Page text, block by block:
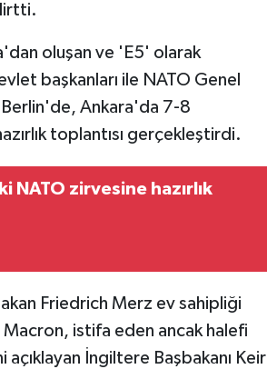
oluşan ve 'E5' olarak
başkanları ile NATO Genel
Ankara'da 7-8
toplantısı gerçekleştirdi.
NATO zirvesine hazırlık
Friedrich Merz ev sahipliği
Macron, istifa eden ancak halefi
İngiltere Başbakanı Keir